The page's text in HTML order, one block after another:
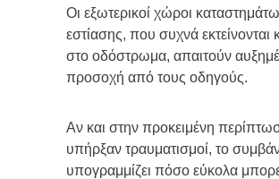
Οι εξωτερικοί χώροι
εστίασης, που συχνά εκτείνονται
στο οδόστρωμα, απαιτούν
προσοχή από τους οδηγούς.
Αν και στην προκειμένη
υπήρξαν τραυματισμοί, το
υπογραμμίζει πόσο εύκολα